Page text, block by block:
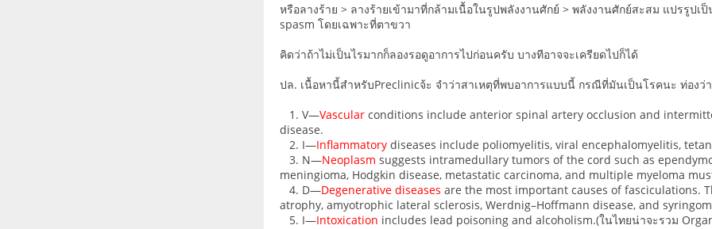
หรือลางร้าย > ลางร้ายเข้ามาที่กล้ามเนื้อในรูปพลังงานศักย์ > พลังงานศักย์สะสม แปรรูป
spasm โดยเฉพาะที่ตาขวา
คิดว่าถ้าไม่เป็นไรมากก็ลองรอดูอาการไปก่อนครับ บางทีอาจจะเครียดไปก็ได้
ปล. เนื้อหานี้สำหรับPreclinicจ้ะ จำว่าสาเหตุที่พบอาการแบบนี้ กรณีที่มันเป็นโรคนะ ท่องว่า
1. V—Vascular conditions include anterior spinal artery occlusion and
disease.
2. I—Inflammatory diseases include poliomyelitis, viral encephalomyelitis,
3. N—Neoplasm suggests intramedullary tumors of the cord such as
meningioma, Hodgkin disease, metastatic carcinoma, and multiple myeloma
4. D—Degenerative diseases are the most important causes of fasciculations.
atrophy, amyotrophic lateral sclerosis, Werdnig–Hoffmann disease, and
5. I—Intoxication includes lead poisoning and alcoholism.(ในไทยน่าจะรวม